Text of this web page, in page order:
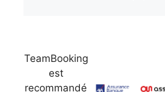
TeamBooking
est
recommandé